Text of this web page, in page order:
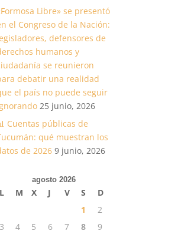
Libre» se presentó
el Congreso de la Nación:
defensores de
humanos y
se reunieron
debatir una realidad
el país no puede seguir
25 junio, 2026
Cuentas públicas de
qué muestran los
de 2026 9 junio, 2026
agosto 2026
L M X J V S
D
1
2
3
4 5 6 7 8
9